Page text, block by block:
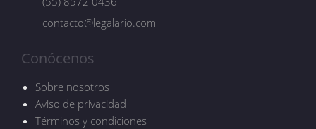
contacto@legalario.com
Conócenos
Sobre nosotros
Aviso de privacidad
Términos y condiciones